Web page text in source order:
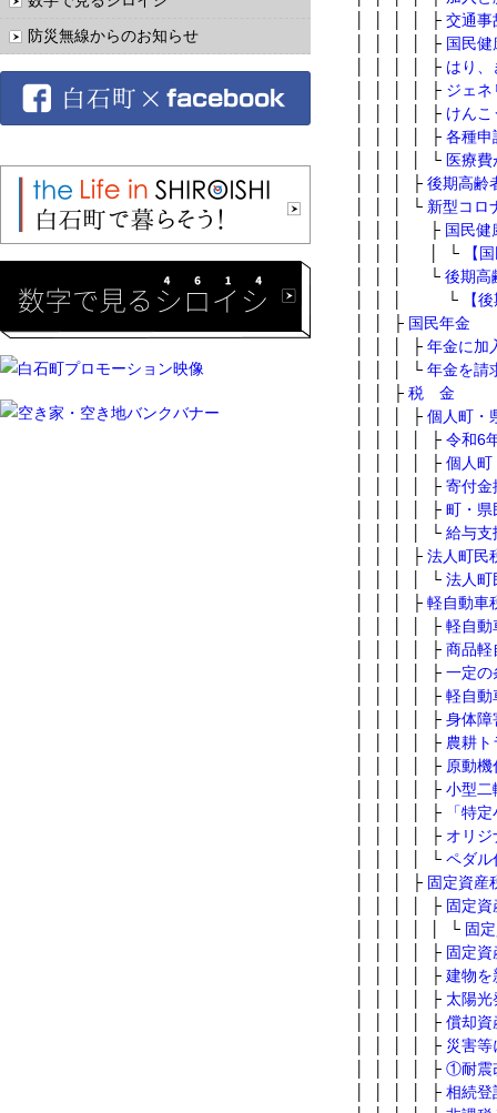
防災無線からのお知らせ
│ │ │ │ ├ 交通事
│ │ │ │ ├ 国民健
│ │ │ │ ├ はり
│ │ │ │ ├ ジェ
│ │ │ │ ├ けん
│ │ │ │ ├ 各種申
│ │ │ │ └ 医療
│ │ │ ├ 後期高齢
│ │ │ └ 新型コロ
│ │ │ ├ 国民健
│ │ │ │ └
【
│ │ │ └ 後期高
│ │ │ └
【
│ │ ├ 国民年金
│ │ │ ├ 年金に加
│ │ │ └ 年金を請
│ │ ├ 税 金
│ │ │ ├ 個人町・
│ │ │ │ ├ 令和6
│ │ │ │ ├ 個人町
│ │ │ │ ├ 寄付金
│ │ │ │ ├ 町・県
│ │ │ │ └ 給与支
│ │ │ ├ 法人町民
│ │ │ │ └ 法人町
│ │ │ ├ 軽自動車
│ │ │ │ ├ 軽自動
│ │ │ │ ├ 商品軽
│ │ │ │ ├ 一定の
│ │ │ │ ├ 軽自動
│ │ │ │ ├ 身体障
│ │ │ │ ├ 農耕
│ │ │ │ ├ 原動
│ │ │ │ ├ 小型二
│ │ │ │ ├
「特
│ │ │ │ ├ オリ
│ │ │ │ └ ペダル
│ │ │ ├ 固定資産
│ │ │ │ ├ 固定資
│ │ │ │ │ └ 固
│ │ │ │ ├ 固定資
│ │ │ │ ├ 建物を
│ │ │ │ ├ 太陽
│ │ │ │ ├ 償却資
│ │ │ │ ├ 災害
│ │ │ │ ├ ①耐震
│ │ │ │ ├ 相続登